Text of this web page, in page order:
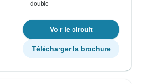
double
Voir le circuit
Télécharger la brochure